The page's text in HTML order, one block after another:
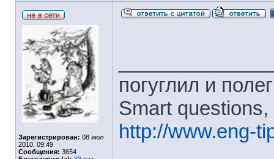
Зарегистрирован: 08 июл
2010, 09:49
Сообщения: 3654
погуглил и
Smart
http://www.eng-